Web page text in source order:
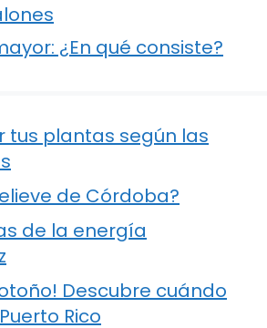
¿En qué consiste?
tus plantas según las
de Córdoba?
de la energía
Descubre cuándo
Rico